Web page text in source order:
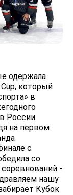
одержала
который
в
России
на первом
с
со
соревнований -
нашу
Кубок